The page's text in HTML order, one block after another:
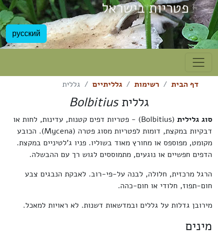
פטריות בישראל
русский
דף הבית רשימות גלליתיים גללית
גלליתBolbitius
סוג גלילית
(Bolbitius) - פטריות דפים קטנות, עדינות, לחות או
דבקיות במקצת, דומות לפטריות מסוג פטרה (Mycena). הכובע
מקומט, מפוספס או מחורץ מאוד בשוליו. פניו ג'לטיניים במקצת.
הדפים חפשיים או נוגעים, מתמוססים לגוש רך עם ההבשלה.
הרגל מרכזית, חלולה, לבנה על-פי-רוב. לאבקת הנבגים צבע
חום-תפוז, חלודי או חום-כהה.
מירובן גדלות על גללים ובמדשאות דשנות. לא ראויות למאכל.
מינים